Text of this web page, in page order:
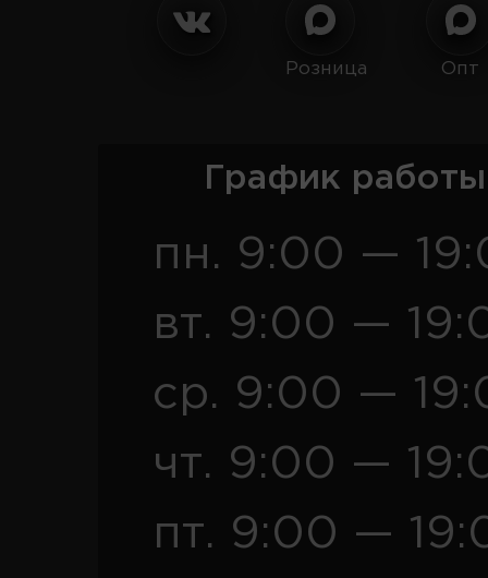
Розница Опт
График
пн. 9:00 —
вт. 9:00 —
ср. 9:00 —
чт. 9:00 —
пт. 9:00 —